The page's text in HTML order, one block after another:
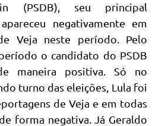
(PSDB), seu principal
negativamente em
Veja neste período. Pelo
o candidato do PSDB
maneira positiva. Só no
turno das eleições, Lula foi
de Veja e em todas
forma negativa. Já Geraldo